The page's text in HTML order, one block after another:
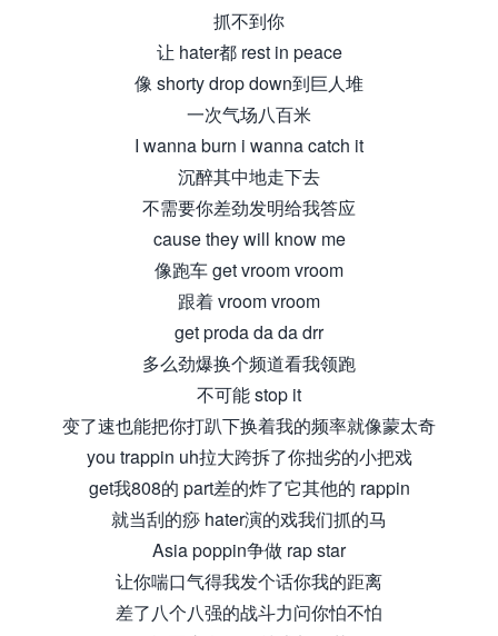
抓不到你
让 hater都 rest in peace
像 shorty drop down到巨人堆
一次气场八百米
I wanna burn i wanna catch it
沉醉其中地走下去
不需要你差劲发明给我答应
cause they will know me
像跑车 get vroom vroom
跟着 vroom vroom
get proda da da drr
多么劲爆换个频道看我领跑
不可能 stop it
变了速也能把你打趴下换着我的频率就像蒙太奇
you trappin uh拉大跨拆了你拙劣的小把戏
get我808的 part差的炸了它其他的 rappin
就当刮的痧 hater演的戏我们抓的马
Asia poppin争做 rap star
让你喘口气得我发个话你我的距离
差了八个八强的战斗力问你怕不怕